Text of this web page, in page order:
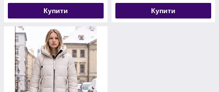
Купити Купити